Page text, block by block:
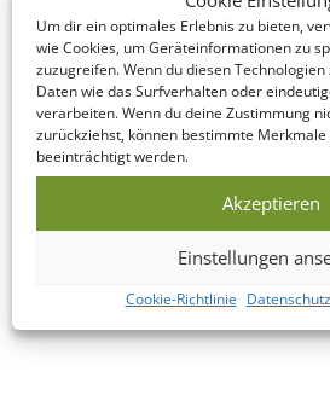
Um dir ein optimales Erlebnis zu bieten,
wie Cookies, um Geräteinformationen zu
zuzugreifen. Wenn du diesen
Daten wie das Surfverhalten oder
verarbeiten. Wenn du deine Zustimmung
zurückziehst, können bestimmte Merkmale
beeinträchtigt werden.
Akzeptieren
Einstellungen
Cookie-Richtlinie Datenschutz
LIEFERUNG
Nach Fertigstellung
innerhalb nur 2 bis 4
Weltweit!
*) Benötigen Sie Ihre Verpackungen